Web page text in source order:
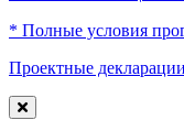
* Полные условия
Проектные